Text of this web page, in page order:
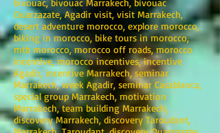
bivouac, bivouac Marrakech, bivouac
Ouarzazate, Agadir visit, visit Marrakech,
desert adventure morocco, explore morocco,
biking in morocco, bike tours in morocco,
mtb morocco, morocco off roads, morocco
incentive, morocco incentives, incentive
Agadir, incentive Marrakech, seminar
Marrakech, week Agadir, seminar Casablanca,
special group Marrakech, motivation
Marrakech, team building Marrakech,
discovery Marrakech, discovery Taroudant,